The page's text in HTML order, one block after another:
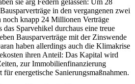
in den vergangenen zwei
noch knapp 24 Millionen Verträge
das Sparvehikel durchaus eine treue
Bausparverträge mit der Zinswende
haben allerdings auch die Klimakrise
ihren Anteil: Das Kapital wird
zur Immobilienfinanzierung
energetische Sanierungsmaßnahmen.